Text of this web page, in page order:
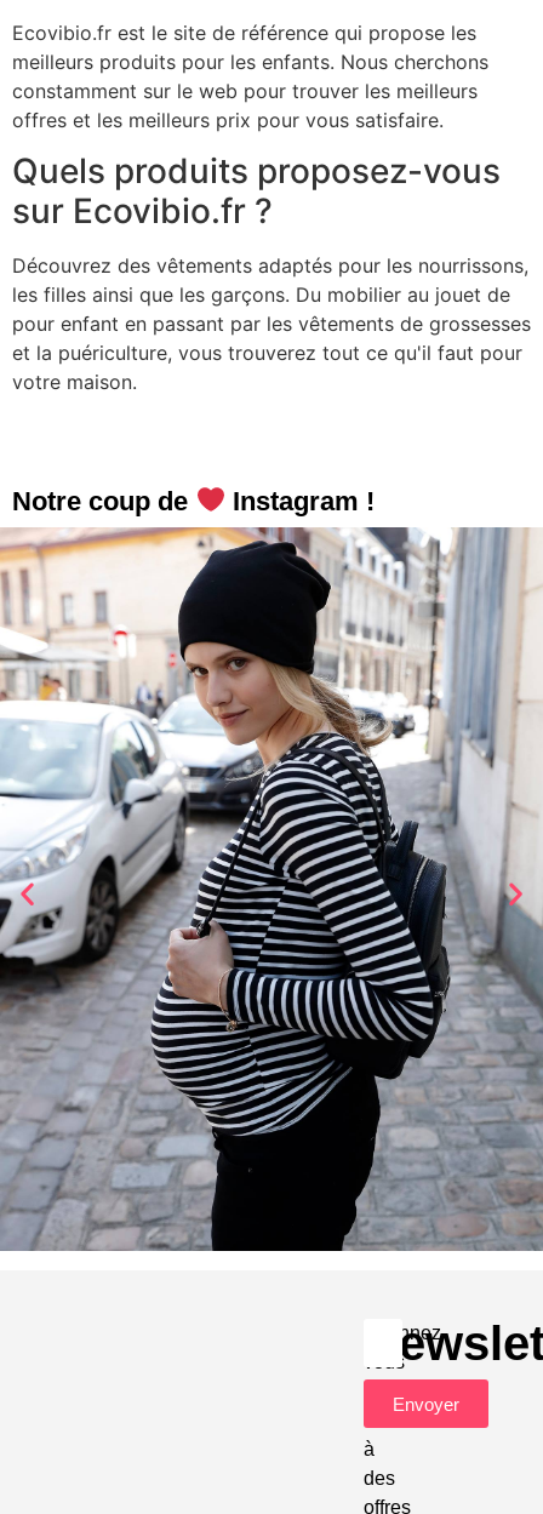
Ecovibio.fr est le site de référence qui propose les
meilleurs produits pour les enfants. Nous cherchons
constamment sur le web pour trouver les meilleurs
offres et les meilleurs prix pour vous satisfaire.
Quels produits proposez-vous
sur Ecovibio.fr ?
Découvrez des vêtements adaptés pour les nourrissons,
les filles ainsi que les garçons. Du mobilier au jouet de
pour enfant en passant par les vêtements de grossesses
et la puériculture, vous trouverez tout ce qu'il faut pour
votre maison.
Notre coup de Instagram !
Abonnez-
vous
accéder
à
des
offres
Envoyer